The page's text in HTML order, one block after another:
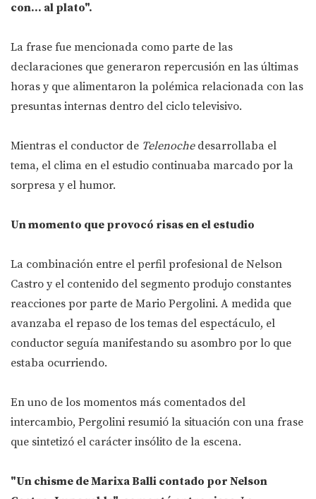
con... al plato".
La frase fue mencionada como parte de las
declaraciones que generaron repercusión en las últimas
horas y que alimentaron la polémica relacionada con las
presuntas internas dentro del ciclo televisivo.
Mientras el conductor de Telenochedesarrollaba el
tema, el clima en el estudio continuaba marcado por la
sorpresa y el humor.
Un momento que provocó risas en el estudio
La combinación entre el perfil profesional de Nelson
Castro y el contenido del segmento produjo constantes
reacciones por parte de Mario Pergolini. A medida que
avanzaba el repaso de los temas del espectáculo, el
conductor seguía manifestando su asombro por lo que
estaba ocurriendo.
En uno de los momentos más comentados del
intercambio, Pergolini resumió la situación con una frase
que sintetizó el carácter insólito de la escena.
"Un chisme de Marixa Balli contado por Nelson